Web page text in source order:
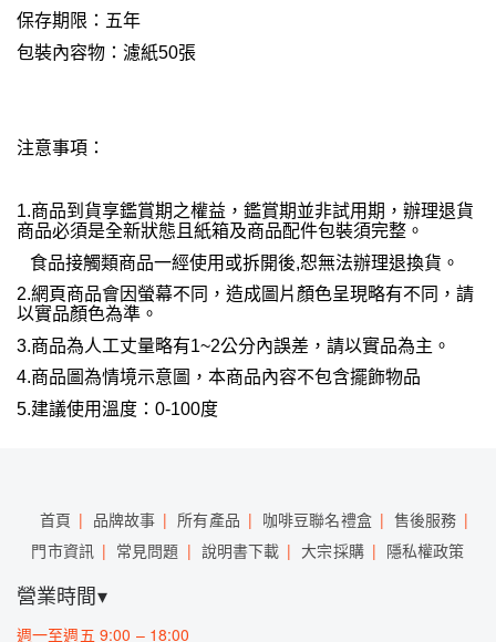
保存期限：五年
包裝內容物：濾紙50張
注意事項：
1.商品到貨享鑑賞期之權益，鑑賞期並非試用期，辦理退貨
商品必須是全新狀態且紙箱及商品配件包裝須完整。
食品接觸類商品一經使用或拆開後,恕無法辦理退換貨。
2.網頁商品會因螢幕不同，造成圖片顏色呈現略有不同，請
以實品顏色為準。
3.商品為人工丈量略有1~2公分內誤差，請以實品為主。
4.商品圖為情境示意圖，本商品內容不包含擺飾物品
5.建議使用溫度： 0-100度
首頁 品牌故事 所有產品 咖啡豆聯名禮盒
售後服務
門市資訊
常見問題 說明書下載 大宗採購 隱私權政策
營業時間▾
週一至週五 9:00 – 18:00